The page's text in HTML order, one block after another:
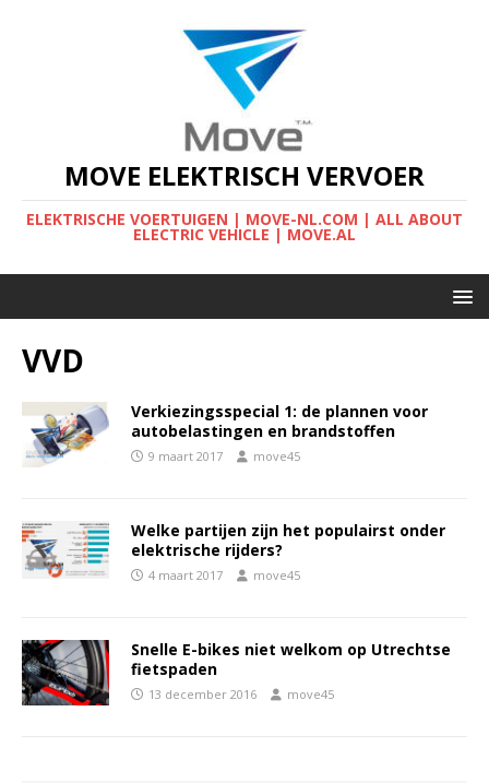
MOVE ELEKTRISCH VERVOER
ELEKTRISCHE VOERTUIGEN | MOVE-NL.COM | ALL ABOUT
ELECTRIC VEHICLE | MOVE.AL
VVD
Verkiezingsspecial 1: de plannen voor
autobelastingen en brandstoffen
9 maart 2017 move45
Welke partijen zijn het populairst onder
elektrische rijders?
4 maart 2017 move45
Snelle E-bikes niet welkom op Utrechtse
fietspaden
13 december 2016 move45